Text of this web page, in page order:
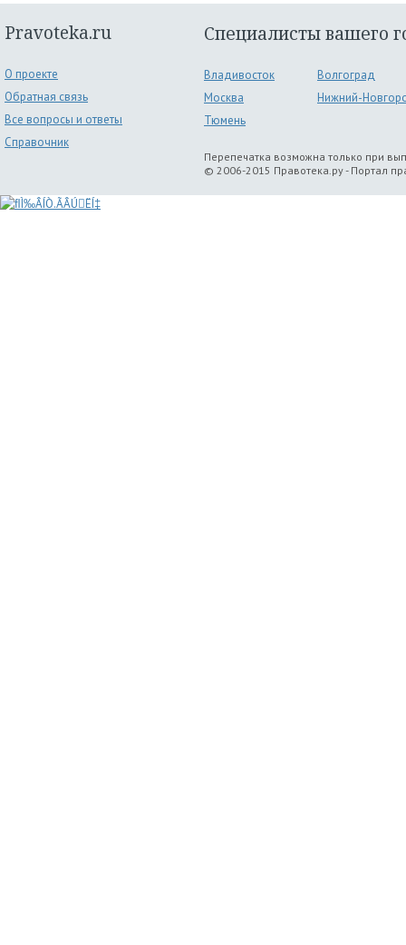
Pravoteka.ru
О проекте
Обратная связь
Все вопросы и ответы
Справочник
Специалисты вашего
Владивосток
Волгоград
Москва
Нижний-
Тюмень
Перепечатка возможна только при
© 2006-2015 Правотека.ру - Портал